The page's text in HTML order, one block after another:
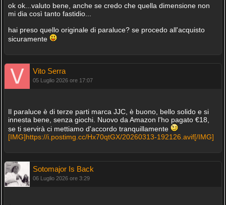
ok ok...valuto bene, anche se credo che quella dimensione non
mi dia così tanto fastidio...
hai preso quello originale di paraluce? se procedo all'acquisto
sicuramente
Vito Serra
05 Luglio 2026 ore 17:07
Il paraluce è di terze parti marca JJC, è buono, bello solido e si
innesta bene, senza giochi. Nuovo da Amazon l'ho pagato €18,
se ti servirà ci mettiamo d'accordo tranquillamente
[IMG]https://i.postimg.cc/Hx70qtGX/20260313-192126.avif[/IMG]
Sotomajor Is Back
06 Luglio 2026 ore 3:29